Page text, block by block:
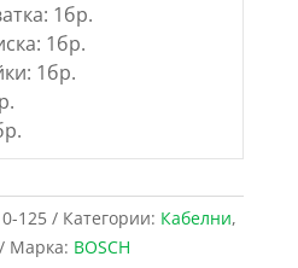
1бр.
1бр.
1бр.
125 Категории: Кабелни,
Марка: BOSCH